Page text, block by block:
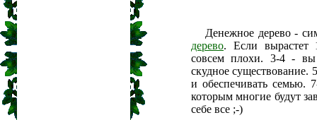
Денежное дерево -
дерево. Если вырастет
совсем плохи. 3-4 - вы
скудное существование.
и обеспечивать семью.
которым многие будут
себе все ;-)